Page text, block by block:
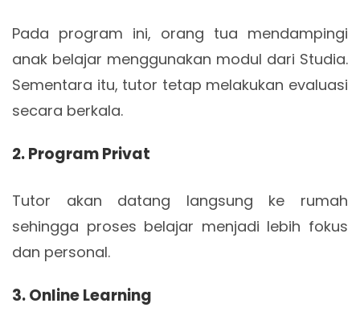
Pada program ini, orang tua mendampingi
anak belajar menggunakan modul dari Studia.
Sementara itu, tutor tetap melakukan evaluasi
secara berkala.
2. Program Privat
Tutor akan datang langsung ke rumah
sehingga proses belajar menjadi lebih fokus
dan personal.
3. Online Learning